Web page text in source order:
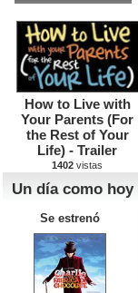
Galerías
Noticias
Iniciar sesión
How to Live with
Your Parents (For
the Rest of Your
Life) - Trailer
1402 vistas
Un día como hoy
Se estrenó